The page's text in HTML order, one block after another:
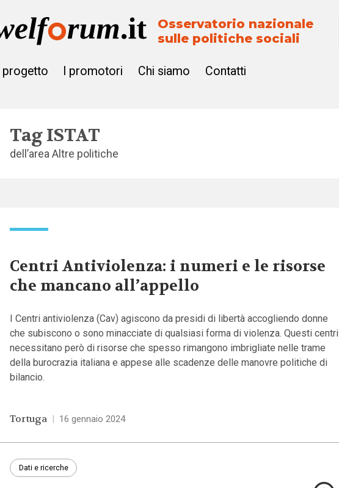
Osservatorio nazionale
sulle politiche sociali
Il progetto I promotori Chi siamo Contatti
TagISTAT
dell’areaAltre politiche
Centri Antiviolenza: i numeri e le risorse
che mancano all’appello
I Centri antiviolenza (Cav) agiscono da presidi di libertà accogliendo donne
che subiscono o sono minacciate di qualsiasi forma di violenza. Questi centri
necessitano però di risorse che spesso rimangono imbrigliate nelle trame
della burocrazia italiana e appese alle scadenze delle manovre politiche di
bilancio.
Tortuga | 16 gennaio 2024
Dati e ricerche